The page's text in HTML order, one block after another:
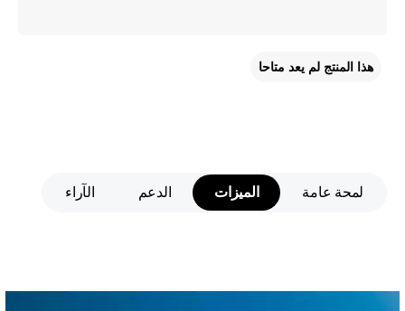
هذا المنتج لم يعد متاحا
لمحة عامة الميزات الدعم الآراء